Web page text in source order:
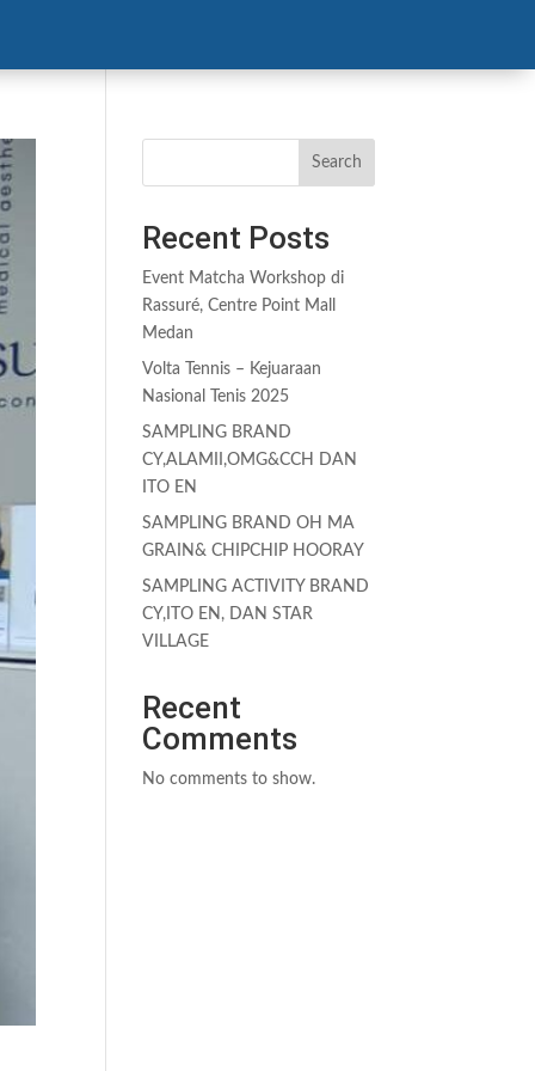
Search
Recent Posts
Event Matcha Workshop di
Rassuré, Centre Point Mall
Medan
Volta Tennis – Kejuaraan
Nasional Tenis 2025
SAMPLING BRAND
CY,ALAMII,OMG&CCH DAN
ITO EN
SAMPLING BRAND OH MA
GRAIN& CHIPCHIP HOORAY
SAMPLING ACTIVITY BRAND
CY,ITO EN, DAN STAR
VILLAGE
Recent
Comments
No comments to show.